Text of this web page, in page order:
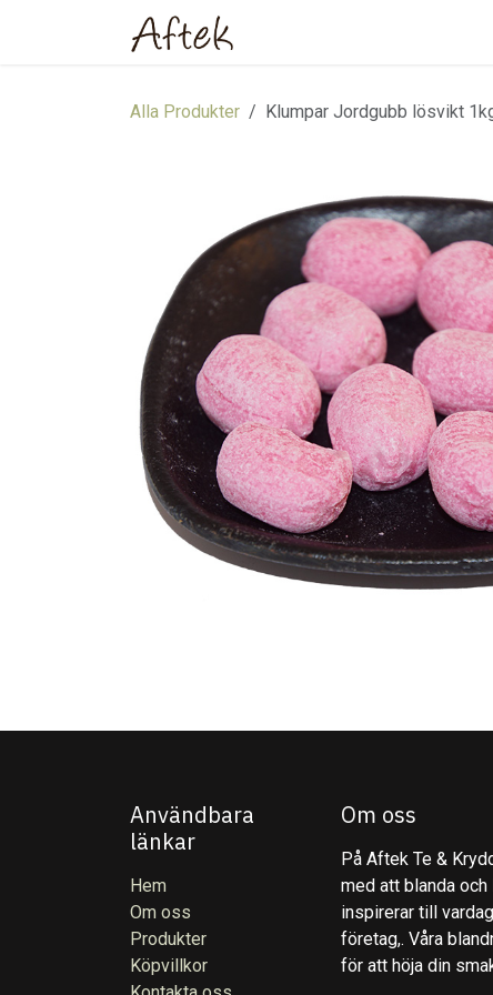
Alla Produkter Klumpar Jordgubb lösvikt
Användbara
länkar
Hem
Om oss
Produkter
Köpvillkor
Om oss
På Aftek Te &
med att blanda
inspirerar till
företag,. Våra
för att höja din